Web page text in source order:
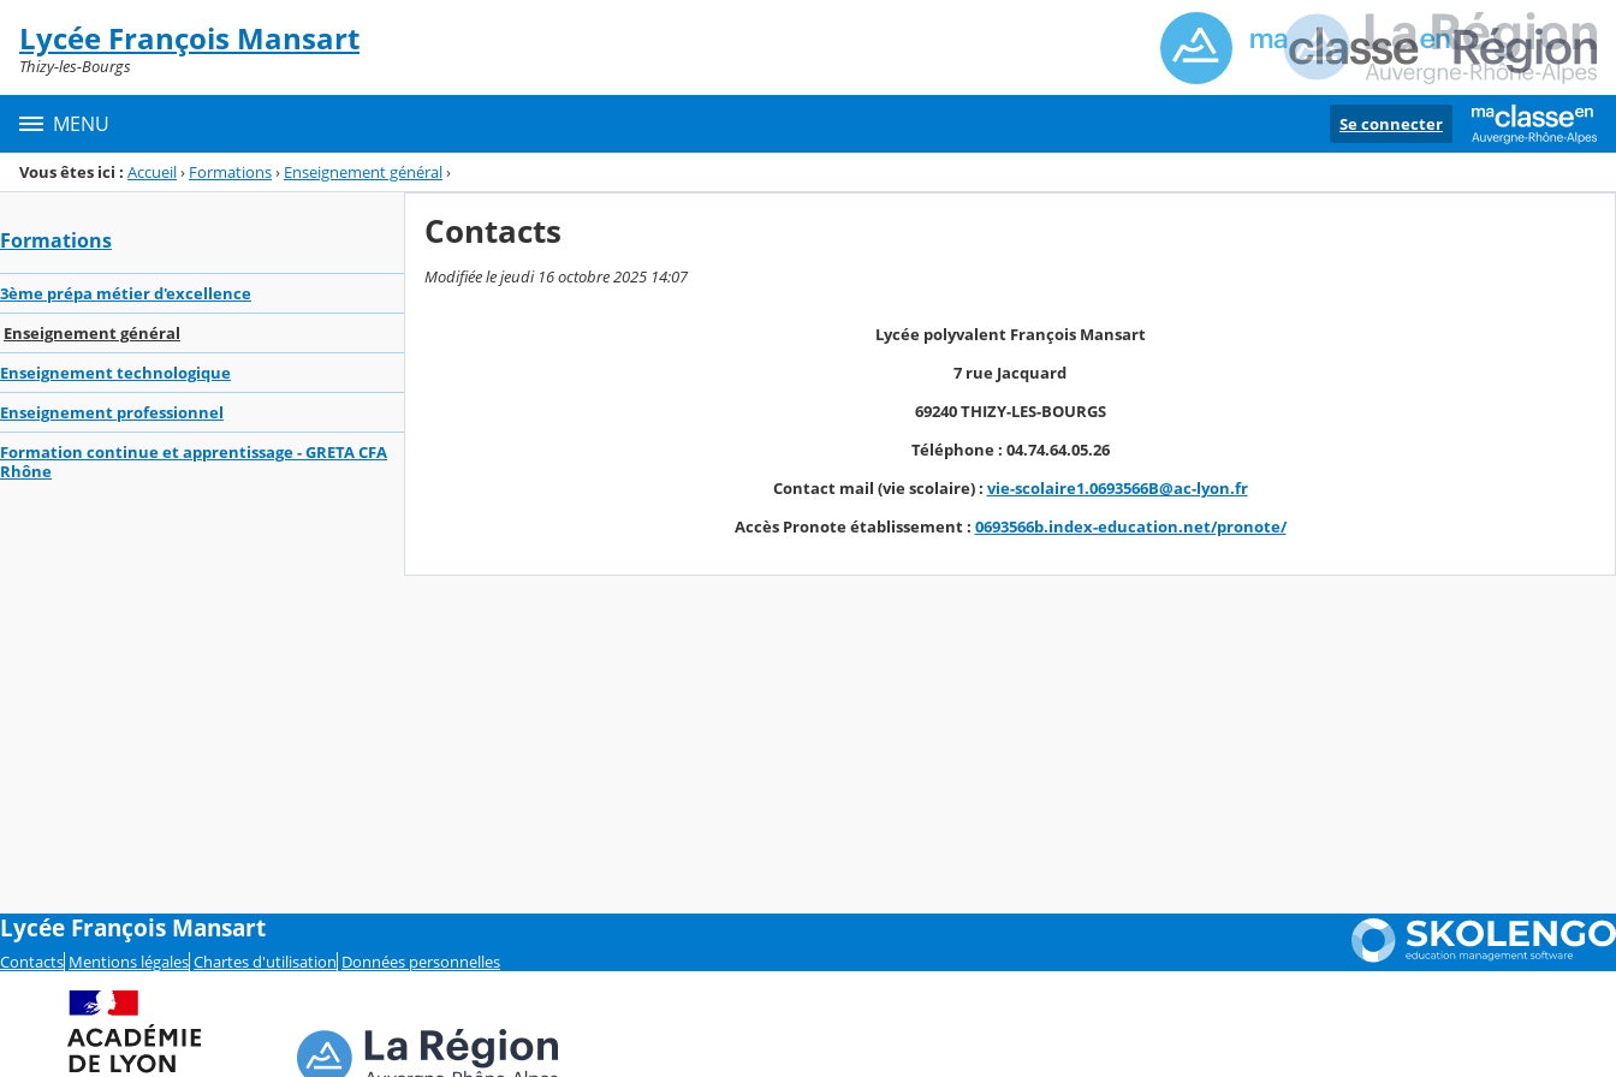
Menu de la rubrique
Contenu
Lycée François Mansart
Thizy-les-Bourgs
MENU Se connecter
Vous êtes ici : Accueil› Formations› Enseignement général›
Formations
3ème prépa métier d'excellence
Enseignement général
Enseignement technologique
Enseignement professionnel
Formation continue et apprentissage - GRETA CFA
Rhône
Contacts
Modifiée le jeudi 16 octobre 2025 14:07
Lycée polyvalent François Mansart
7 rue Jacquard
69240 THIZY-LES-BOURGS
Téléphone : 04.74.64.05.26
Contact mail (vie scolaire) : vie-scolaire1.0693566B@ac-lyon.fr
Accès Pronote établissement : 0693566b.index-education.net/pronote/
Lycée François Mansart
Contacts Mentions légales Chartes d'utilisation Données personnelles